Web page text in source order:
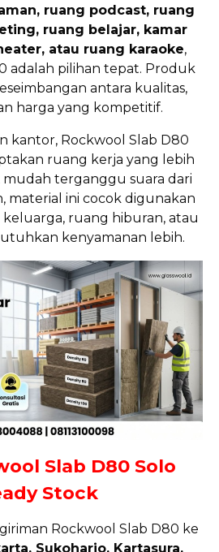
ruang podcast, ruang
ruang belajar, kamar
atau ruang karaoke,
adalah pilihan tepat. Produk
antara kualitas,
harga yang kompetitif.
kantor, Rockwool Slab D80
ruang kerja yang lebih
terganggu suara dari
material ini cocok digunakan
ruang hiburan, atau
kenyamanan lebih.
Slab D80 Solo
Stock
Rockwool Slab D80 ke
Sukoharjo, Kartasura,